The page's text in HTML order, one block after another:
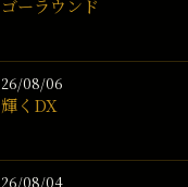
ゴーラウンド
26/08/06
輝くDX
26/08/04